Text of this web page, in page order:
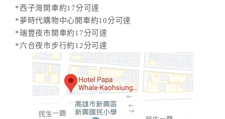
*西子灣開車約17分可達
*夢時代購物中心開車約10分可達
*瑞豐夜市開車約17分可達
*六合夜市步行約12分可達